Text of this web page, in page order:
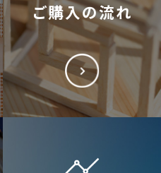
ご購入の流れ